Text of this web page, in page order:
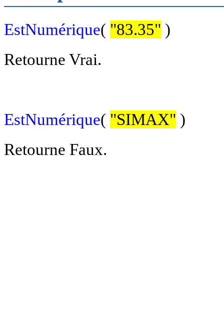
EstNumérique( "83.35" )
Retourne Vrai.
EstNumérique( "SIMAX" )
Retourne Faux.